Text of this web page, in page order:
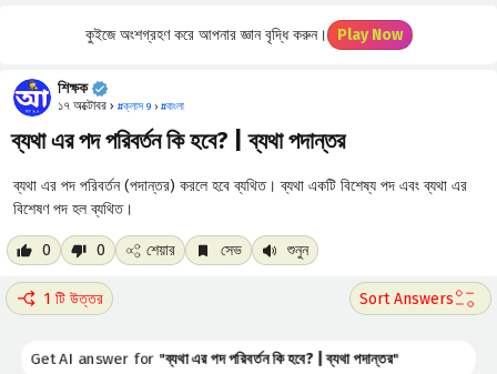
কুইজে অংশগ্রহণ করে আপনার জ্ঞান বৃদ্ধি করুন। Play Now
শিক্ষক
১৭ অক্টোবর › #ক্লাস 9 › #বাংলা
ব্যথা এর পদ পরিবর্তন কি হবে? | ব্যথা পদান্তর
ব্যথা এর পদ পরিবর্তন (পদান্তর) করলে হবে ব্যথিত। ব্যথা একটি বিশেষ্য পদ এবং ব্যথা এর
বিশেষণ পদ হল ব্যথিত।
0 0 শেয়ার সেভ শুনুন
1 টি উত্তর
Get AI answer for " ব্যথা এর পদ পরিবর্তন কি হবে? | ব্যথা পদান্তর